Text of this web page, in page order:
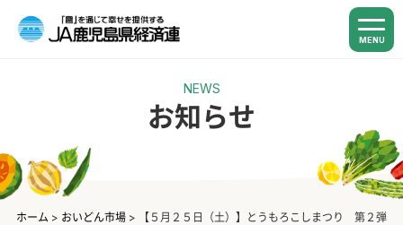
MENU
NEWS
お知らせ
ホーム > おいどん市場> 【５月２５日（土）】とうもろこしまつり 第２弾